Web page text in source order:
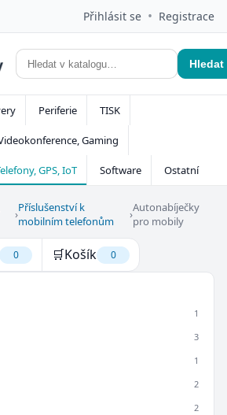
Přihlásit se • Registrace
Hledat
Periferie TISK
Gaming
GPS, IoT Software Ostatní
›Příslušenství k
mobilním telefonům
›Autonabíječky
pro mobily
0 🛒Košík 0
1
3
1
2
2